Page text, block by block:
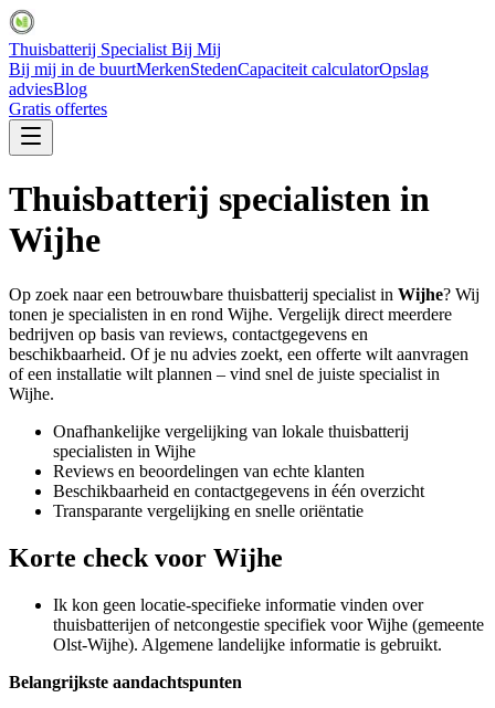
Thuisbatterij Specialist Bij Mij
Bij mij in de buurtMerkenStedenCapaciteit calculatorOpslag
adviesBlog
Gratis offertes
Thuisbatterij specialisten in
Wijhe
Op zoek naar een betrouwbare thuisbatterij specialist in Wijhe? Wij
tonen je specialisten in en rond Wijhe. Vergelijk direct meerdere
bedrijven op basis van reviews, contactgegevens en
beschikbaarheid. Of je nu advies zoekt, een offerte wilt aanvragen
of een installatie wilt plannen – vind snel de juiste specialist in
Wijhe.
Onafhankelijke vergelijking van lokale thuisbatterij
specialisten in Wijhe
Reviews en beoordelingen van echte klanten
Beschikbaarheid en contactgegevens in één overzicht
Transparante vergelijking en snelle oriëntatie
Korte check voor Wijhe
Ik kon geen locatie-specifieke informatie vinden over
thuisbatterijen of netcongestie specifiek voor Wijhe (gemeente
Olst-Wijhe). Algemene landelijke informatie is gebruikt.
Belangrijkste aandachtspunten